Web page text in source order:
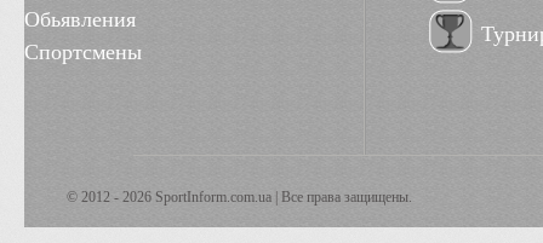
Обьявления
Спортсмены
© 2012 - 2026 SportInform.com.ua | Все права защищены.